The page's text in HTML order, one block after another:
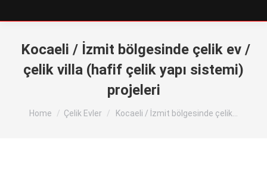
Kocaeli / İzmit bölgesinde çelik ev /
çelik villa (hafif çelik yapı sistemi)
projeleri
You are here:
Home Çelik Evler Kocaeli / İzmit bölgesinde çelik…